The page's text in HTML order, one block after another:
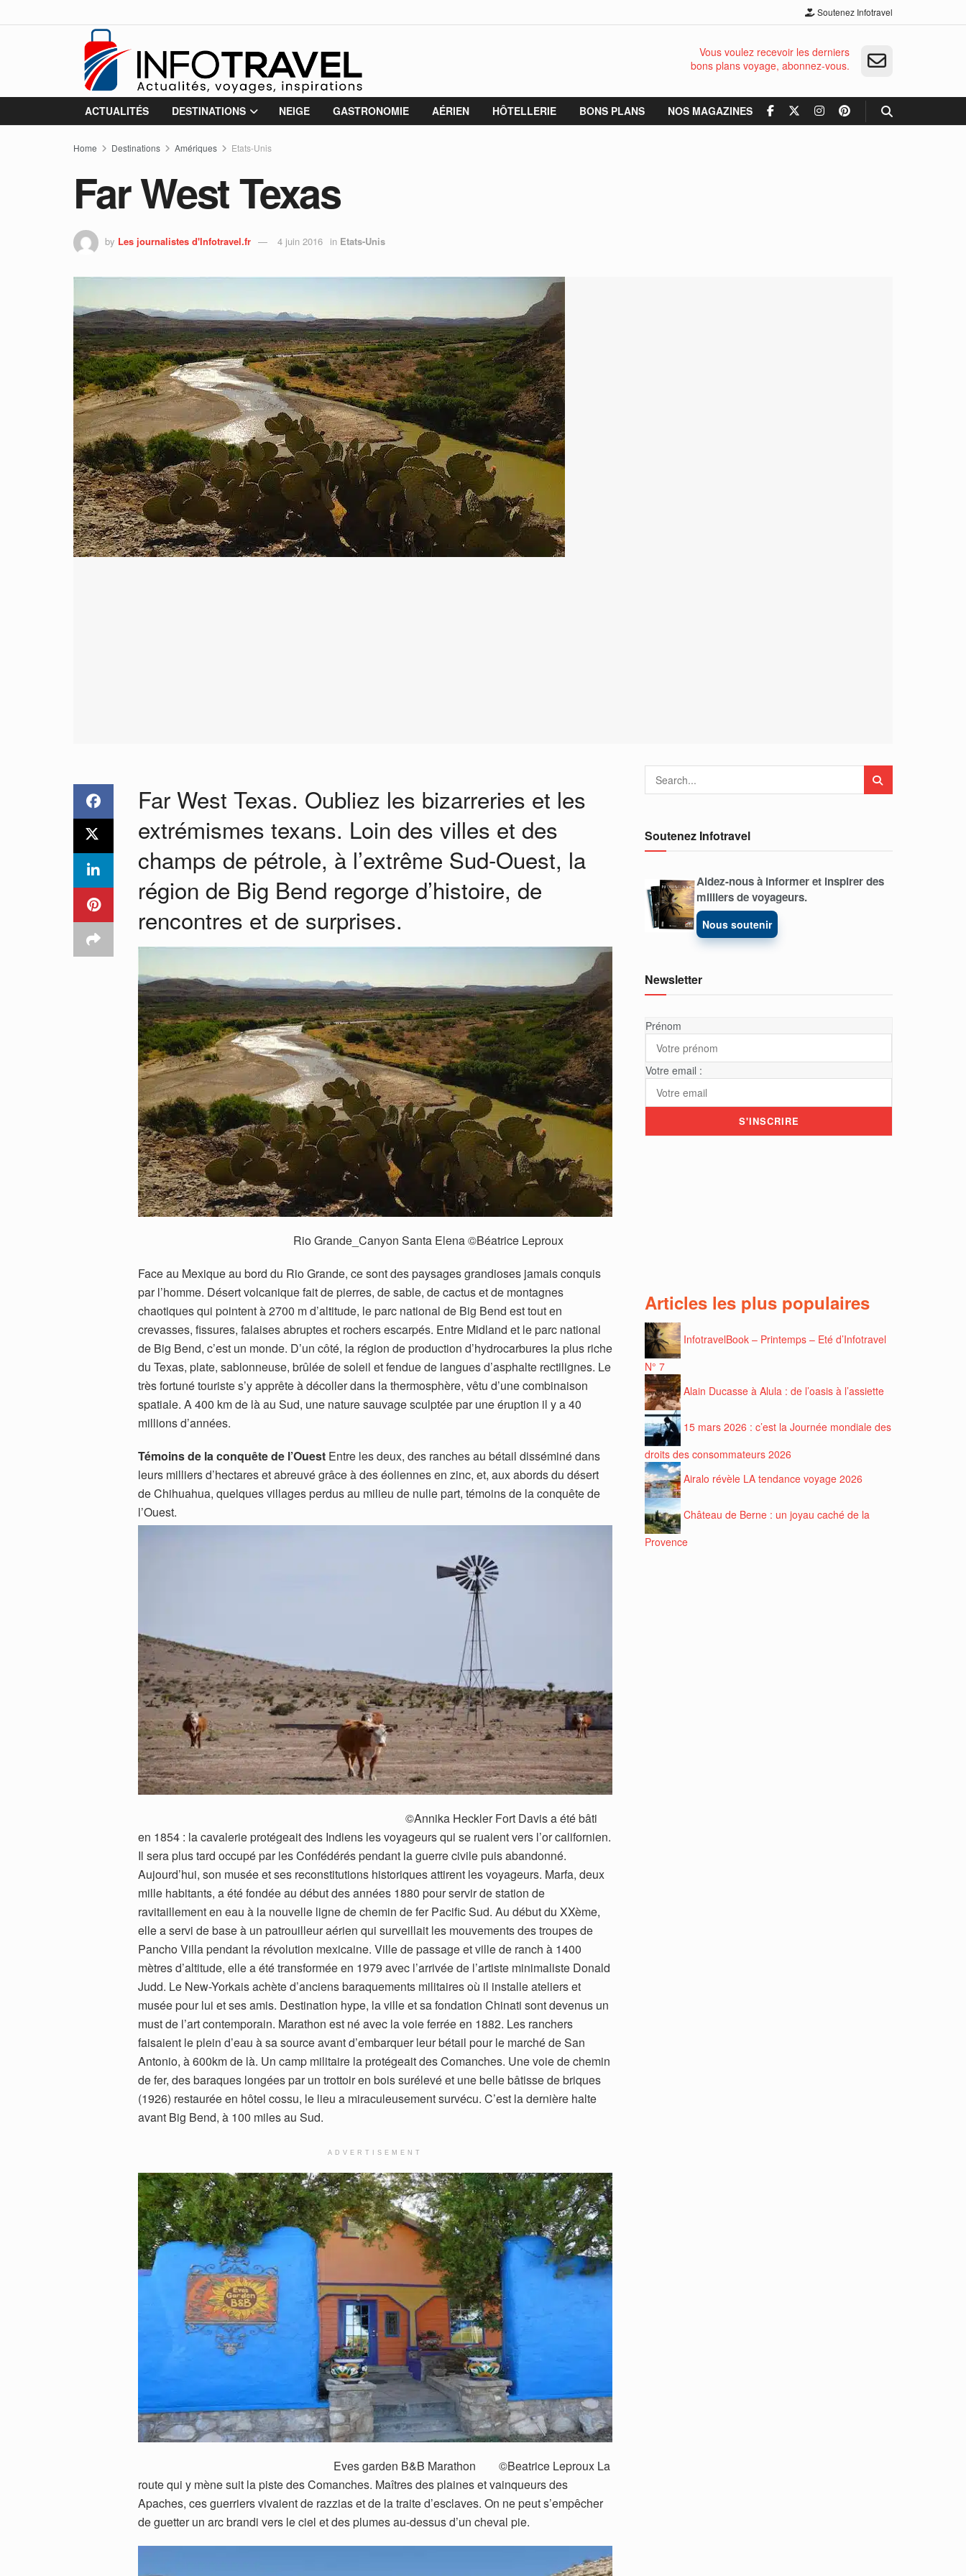
Soutenez Infotravel
Vous voulez recevoir les derniers
bons plans voyage, abonnez-vous.
ACTUALITÉS DESTINATIONS NEIGE GASTRONOMIE AÉRIEN HÔTELLERIE BONS PLANS NOS MAGAZINES
Home Destinations Amériques Etats-Unis
Far West Texas
by Les journalistes d'Infotravel.fr 4 juin 2016 in Etats-Unis
Far West Texas. Oubliez les bizarreries et les
extrémismes texans. Loin des villes et des
champs de pétrole, à l’extrême Sud-Ouest, la
région de Big Bend regorge d’histoire, de
rencontres et de surprises.
Rio Grande_Canyon Santa Elena ©Béatrice Leproux
Face au Mexique au bord du Rio Grande, ce sont des paysages grandioses jamais conquis
par l’homme. Désert volcanique fait de pierres, de sable, de cactus et de montagnes
chaotiques qui pointent à 2700 m d’altitude, le parc national de Big Bend est tout en
crevasses, fissures, falaises abruptes et rochers escarpés. Entre Midland et le parc national
de Big Bend, c’est un monde. D’un côté, la région de production d’hydrocarbures la plus riche
du Texas, plate, sablonneuse, brûlée de soleil et fendue de langues d’asphalte rectilignes. Le
très fortuné touriste s’y apprête à décoller dans la thermosphère, vêtu d’une combinaison
spatiale. A 400 km de là au Sud, une nature sauvage sculptée par une éruption il y a 40
millions d’années.
Témoins de la conquête de l’Ouest Entre les deux, des ranches au bétail disséminé dans
leurs milliers d’hectares et abreuvé grâce à des éoliennes en zinc, et, aux abords du désert
de Chihuahua, quelques villages perdus au milieu de nulle part, témoins de la conquête de
l’Ouest.
©Annika Heckler Fort Davis a été bâti
en 1854 : la cavalerie protégeait des Indiens les voyageurs qui se ruaient vers l’or californien.
Il sera plus tard occupé par les Confédérés pendant la guerre civile puis abandonné.
Aujourd’hui, son musée et ses reconstitutions historiques attirent les voyageurs. Marfa, deux
mille habitants, a été fondée au début des années 1880 pour servir de station de
ravitaillement en eau à la nouvelle ligne de chemin de fer Pacific Sud. Au début du XXème,
elle a servi de base à un patrouilleur aérien qui surveillait les mouvements des troupes de
Pancho Villa pendant la révolution mexicaine. Ville de passage et ville de ranch à 1400
mètres d’altitude, elle a été transformée en 1979 avec l’arrivée de l’artiste minimaliste Donald
Judd. Le New-Yorkais achète d’anciens baraquements militaires où il installe ateliers et
musée pour lui et ses amis. Destination hype, la ville et sa fondation Chinati sont devenus un
must de l’art contemporain. Marathon est né avec la voie ferrée en 1882. Les ranchers
faisaient le plein d’eau à sa source avant d’embarquer leur bétail pour le marché de San
Antonio, à 600km de là. Un camp militaire la protégeait des Comanches. Une voie de chemin
de fer, des baraques longées par un trottoir en bois surélevé et une belle bâtisse de briques
(1926) restaurée en hôtel cossu, le lieu a miraculeusement survécu. C’est la dernière halte
avant Big Bend, à 100 miles au Sud.
ADVERTISEMENT
Eves garden B&B Marathon ©Beatrice Leproux La
route qui y mène suit la piste des Comanches. Maîtres des plaines et vainqueurs des
Apaches, ces guerriers vivaient de razzias et de la traite d’esclaves. On ne peut s’empêcher
de guetter un arc brandi vers le ciel et des plumes au-dessus d’un cheval pie.
Soutenez Infotravel
Aidez-nous à informer et inspirer des
milliers de voyageurs.
Nous soutenir
Newsletter
Prénom
Votre email :
Articles les plus populaires
InfotravelBook – Printemps – Eté d’Infotravel
N° 7
Alain Ducasse à Alula : de l’oasis à l’assiette
15 mars 2026 : c’est la Journée mondiale des
droits des consommateurs 2026
Airalo révèle LA tendance voyage 2026
Château de Berne : un joyau caché de la
Provence